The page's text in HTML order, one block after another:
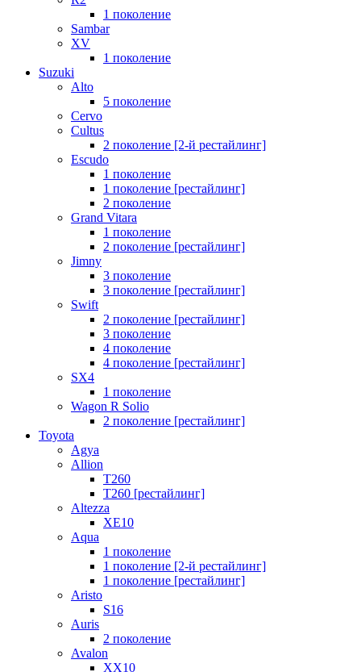
1 поколение
Sambar
XV
1 поколение
Suzuki
Alto
5 поколение
Cervo
Cultus
2 поколение [2-й рестайлинг]
Escudo
1 поколение
1 поколение [рестайлинг]
2 поколение
Grand Vitara
1 поколение
2 поколение [рестайлинг]
Jimny
3 поколение
3 поколение [рестайлинг]
Swift
2 поколение [рестайлинг]
3 поколение
4 поколение
4 поколение [рестайлинг]
SX4
1 поколение
Wagon R Solio
2 поколение [рестайлинг]
Toyota
Agya
Allion
T260
T260 [рестайлинг]
Altezza
XE10
Aqua
1 поколение
1 поколение [2-й рестайлинг]
1 поколение [рестайлинг]
Aristo
S16
Auris
2 поколение
Avalon
XX10